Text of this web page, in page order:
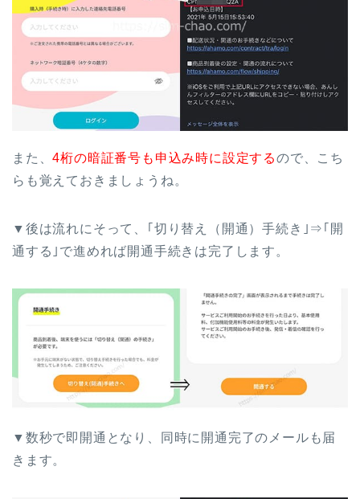
また、4桁の暗証番号も申込み時に設定するので、こち
らも覚えておきましょうね。
▼後は流れにそって、｢切り替え（開通）手続き｣⇒｢開
通する｣で進めれば開通手続きは完了します。
▼数秒で即開通となり、同時に開通完了のメールも届
きます。